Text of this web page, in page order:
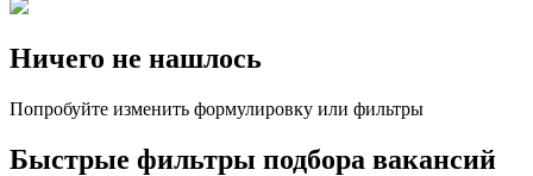
Ничего не нашлось
Попробуйте изменить формулировку или фильтры
Быстрые фильтры подбора вакансий